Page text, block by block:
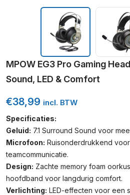
MPOW EG3 Pro Gaming
Sound, LED & Comfort
€38,99 incl. BTW
Specificaties:
Geluid: 7.1 Surround Sound voor
Microfoon: Ruisonderdrukkend
teamcommunicatie.
Design: Zachte memory foam
hoofdband voor langdurig comfort.
Verlichting: LED-effecten voor een